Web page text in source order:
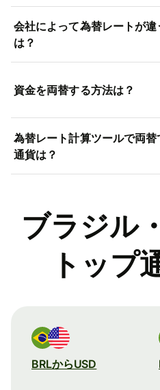
会社によって為替レートが違
は？
資金を両替する方法は？
為替レート計算ツールで両替
通貨は？
ブラジル
トップ
BRLからUSD